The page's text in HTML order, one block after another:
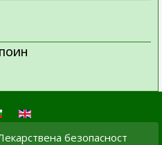
безопасност